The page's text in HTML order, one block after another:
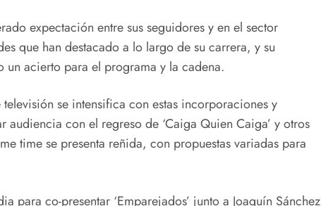
expectación entre sus seguidores y en el sector
que han destacado a lo largo de su carrera, y su
un acierto para el programa y la cadena.
se intensifica con estas incorporaciones y
audiencia con el regreso de ‘Caiga Quien Caiga’ y otros
time se presenta reñida, con propuestas variadas para
para co-presentar ‘Emparejados’ junto a Joaquín Sánchez